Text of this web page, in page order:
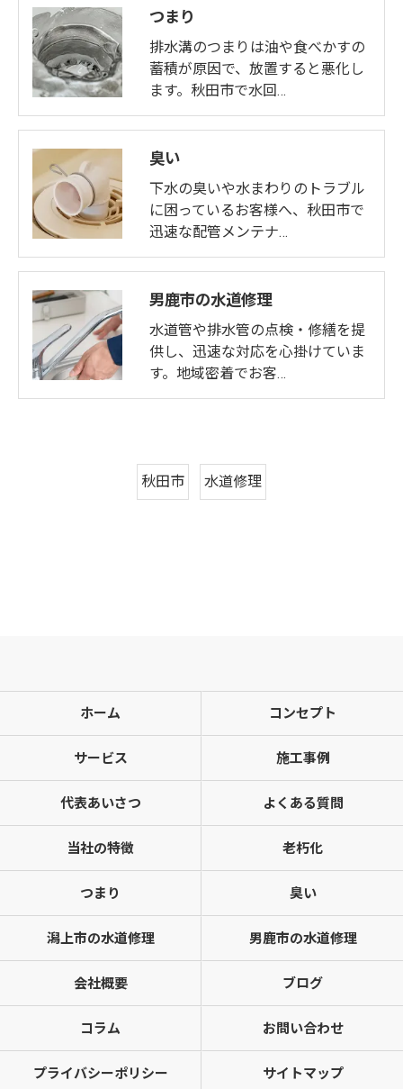
つまり
排水溝のつまりは油や食べかすの
蓄積が原因で、放置すると悪化し
ます。秋田市で水回…
臭い
下水の臭いや水まわりのトラブル
に困っているお客様へ、秋田市で
迅速な配管メンテナ…
男鹿市の水道修理
水道管や排水管の点検・修繕を提
供し、迅速な対応を心掛けていま
す。地域密着でお客…
秋田市 水道修理
ホーム コンセプト
サービス 施工事例
代表あいさつ よくある質問
当社の特徴 老朽化
つまり 臭い
潟上市の水道修理 男鹿市の水道修理
会社概要 ブログ
コラム お問い合わせ
プライバシーポリシー サイトマップ